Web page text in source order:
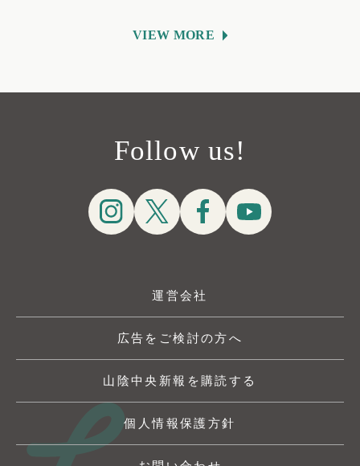
VIEW MORE
Follow us!
運営会社
広告をご検討の方へ
山陰中央新報を購読する
個人情報保護方針